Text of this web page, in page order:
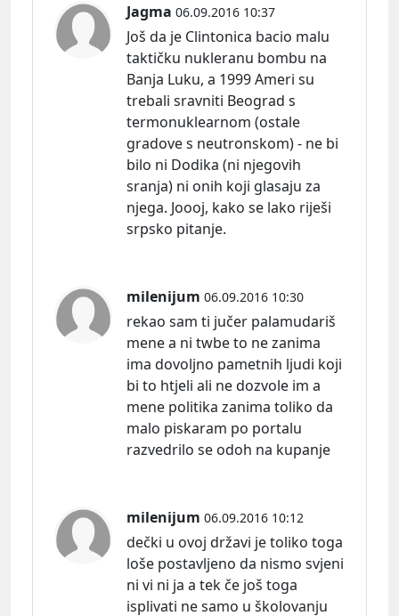
Jagma 06.09.2016 10:37
Još da je Clintonica bacio malu
taktičku nukleranu bombu na
Banja Luku, a 1999 Ameri su
trebali sravniti Beograd s
termonuklearnom (ostale
gradove s neutronskom) - ne bi
bilo ni Dodika (ni njegovih
sranja) ni onih koji glasaju za
njega. Joooj, kako se lako riješi
srpsko pitanje.
milenijum 06.09.2016 10:30
rekao sam ti jučer palamudariš
mene a ni twbe to ne zanima
ima dovoljno pametnih ljudi koji
bi to htjeli ali ne dozvole im a
mene politika zanima toliko da
malo piskaram po portalu
razvedrilo se odoh na kupanje
milenijum 06.09.2016 10:12
dečki u ovoj državi je toliko toga
loše postavljeno da nismo svjeni
ni vi ni ja a tek če još toga
isplivati ne samo u školovanju